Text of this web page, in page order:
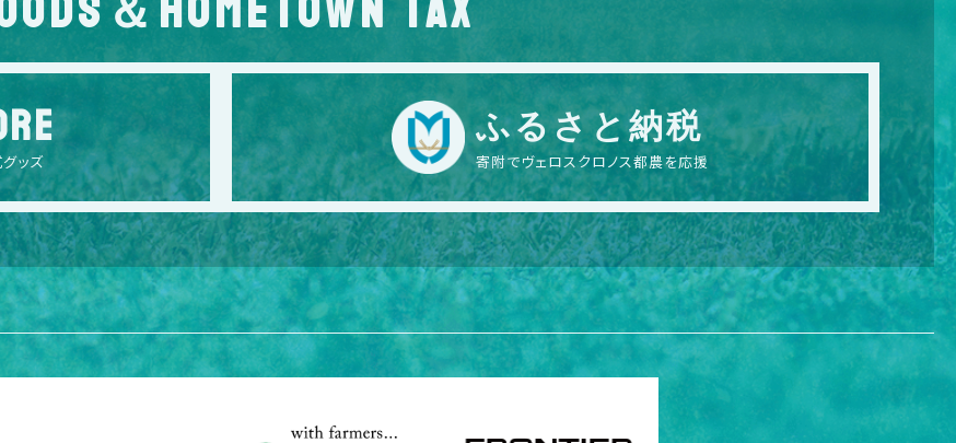
ッズ
ふるさと納税
寄附でヴェロスクロノス都農を応援